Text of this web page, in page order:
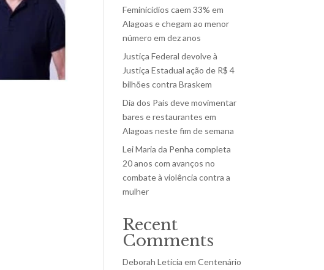
Feminicídios caem 33% em
Alagoas e chegam ao menor
número em dez anos
Justiça Federal devolve à
Justiça Estadual ação de R$ 4
bilhões contra Braskem
Dia dos Pais deve movimentar
bares e restaurantes em
Alagoas neste fim de semana
Lei Maria da Penha completa
20 anos com avanços no
combate à violência contra a
mulher
Recent
Comments
Deborah Letícia emCentenário